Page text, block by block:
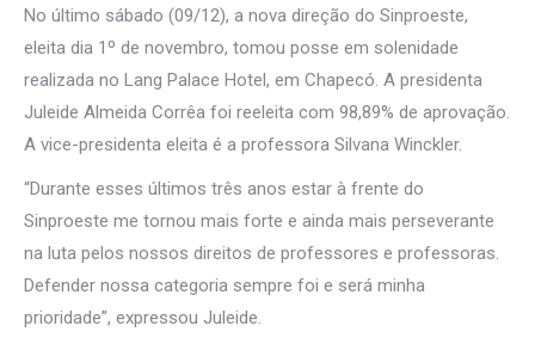
No último sábado (09/12), a nova direção do Sinproeste,
eleita dia 1º de novembro, tomou posse em solenidade
realizada no Lang Palace Hotel, em Chapecó. A presidenta
Juleide Almeida Corrêa foi reeleita com 98,89% de aprovação.
A vice-presidenta eleita é a professora Silvana Winckler.
“Durante esses últimos três anos estar à frente do
Sinproeste me tornou mais forte e ainda mais perseverante
na luta pelos nossos direitos de professores e professoras.
Defender nossa categoria sempre foi e será minha
prioridade”, expressou Juleide.